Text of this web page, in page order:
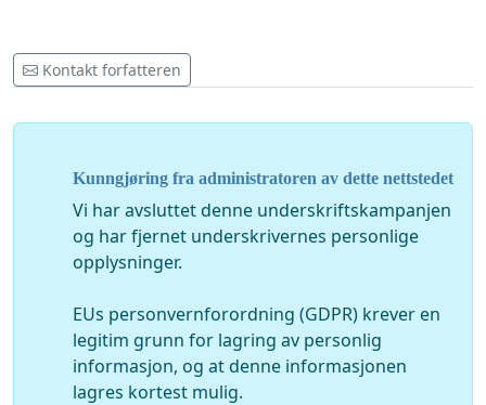
Kontakt forfatteren
Kunngjøring fra administratoren av dette nettstedet
Vi har avsluttet denne underskriftskampanjen
og har fjernet underskrivernes personlige
opplysninger.
EUs personvernforordning (GDPR) krever en
legitim grunn for lagring av personlig
informasjon, og at denne informasjonen
lagres kortest mulig.